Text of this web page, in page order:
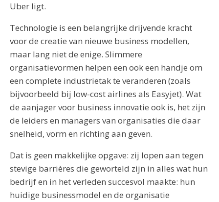
Uber ligt.
Technologie is een belangrijke drijvende kracht
voor de creatie van nieuwe business modellen,
maar lang niet de enige. Slimmere
organisatievormen helpen een ook een handje om
een complete industrietak te veranderen (zoals
bijvoorbeeld bij low-cost airlines als Easyjet). Wat
de aanjager voor business innovatie ook is, het zijn
de leiders en managers van organisaties die daar
snelheid, vorm en richting aan geven.
Dat is geen makkelijke opgave: zij lopen aan tegen
stevige barrières die geworteld zijn in alles wat hun
bedrijf en in het verleden succesvol maakte: hun
huidige businessmodel en de organisatie